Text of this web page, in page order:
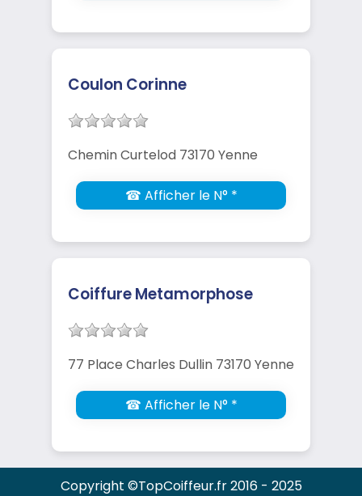
Coulon Corinne
Chemin Curtelod 73170 Yenne
☎ Afficher le N° *
Coiffure Metamorphose
77 Place Charles Dullin 73170 Yenne
☎ Afficher le N° *
Copyright ©TopCoiffeur.fr 2016 - 2025